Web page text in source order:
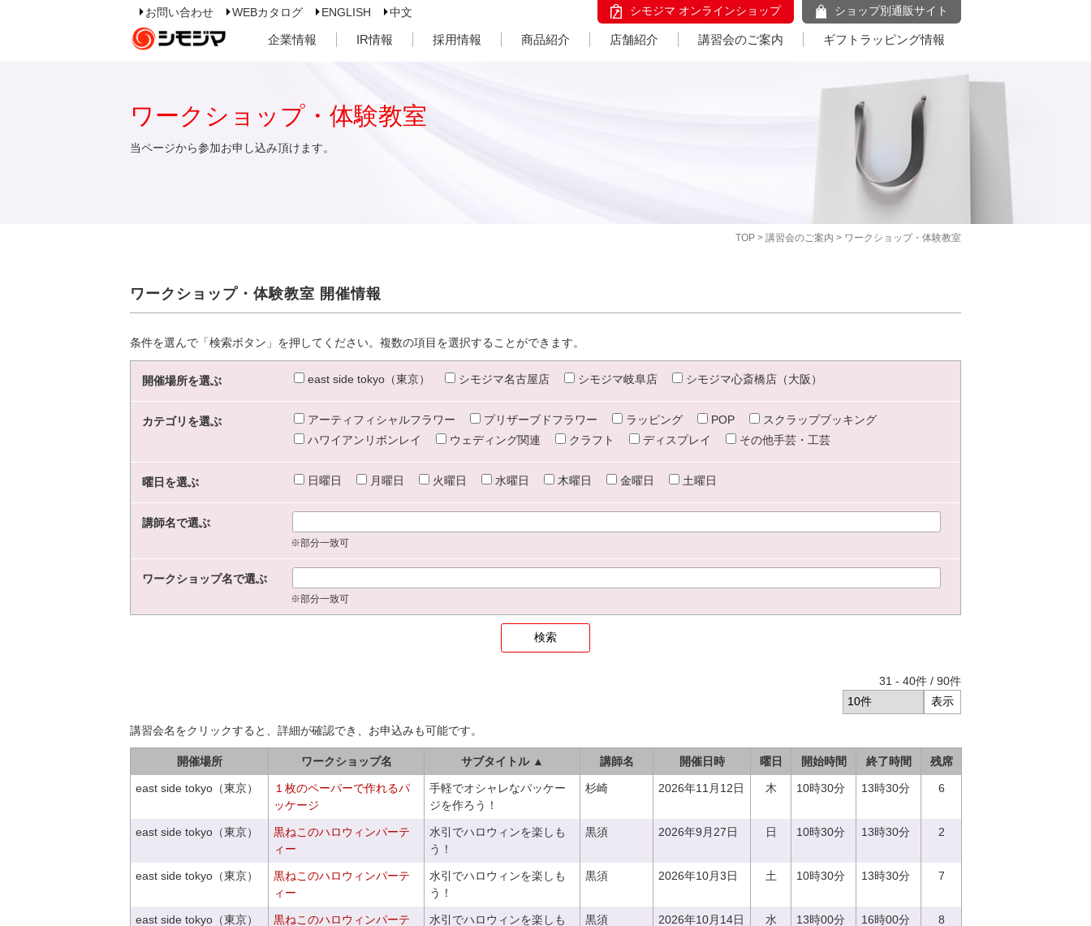
お問い合わせ WEBカタログ ENGLISH 中文 シモジマ オンラインショップ ショップ別通販サイト
企業情報 IR情報 採用情報 商品紹介 店舗紹介 講習会のご案内 ギフトラッピング情報
TOP > 講習会のご案内 > ワークショップ・体験教室
ワークショップ・体験教室
当ページから参加お申し込み頂けます。
ワークショップ・体験教室 開催情報
条件を選んで「検索ボタン」を押してください。複数の項目を選択することができます。
開催場所を選ぶ east side tokyo（東京） シモジマ名古屋店 シモジマ岐阜店 シモジマ心斎橋店（大阪）
カテゴリを選ぶ アーティフィシャルフラワー プリザーブドフラワー ラッピング POP
スクラップブッキング
ハワイアンリボンレイ
ウェディング関連 クラフト ディスプレイ その他手芸・工芸
曜日を選ぶ 日曜日 月曜日 火曜日 水曜日 木曜日 金曜日 土曜日
講師名で選ぶ
※部分一致可
ワークショップ名で選ぶ
※部分一致可
31 - 40件 / 90件
講習会名をクリックすると、詳細が確認でき、お申込みも可能です。
開催場所 ワークショップ名 サブタイトル ▲ 講師名 開催日時 曜日 開始時間 終了時間 残席
east side tokyo（東京）
１枚のペーパーで作れるパ
ッケージ
手軽でオシャレなパッケー
ジを作ろう！
杉崎 2026年11月12日 木 10時30分 13時30分 6
east side tokyo（東京）
黒ねこのハロウィンパーテ
ィー
水引でハロウィンを楽しも
う！
黒須 2026年9月27日 日 10時30分 13時30分 2
east side tokyo（東京）
黒ねこのハロウィンパーテ
ィー
水引でハロウィンを楽しも
う！
黒須 2026年10月3日 土 10時30分 13時30分 7
east side tokyo（東京）
黒ねこのハロウィンパーテ
水引でハロウィンを楽しも
黒須 2026年10月14日 水 13時00分 16時00分 8